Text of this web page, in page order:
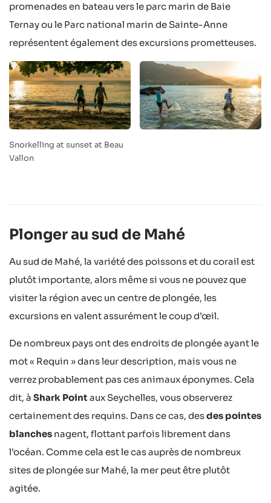
promenades en bateau vers le parc marin de Baie
Ternay ou le Parc national marin de Sainte-Anne
représentent également des excursions prometteuses.
Snorkelling at sunset at Beau
Vallon
Plonger au sud de Mahé
Au sud de Mahé, la variété des poissons et du corail est
plutôt importante, alors même si vous ne pouvez que
visiter la région avec un centre de plongée, les
excursions en valent assurément le coup d’œil.
De nombreux pays ont des endroits de plongée ayant le
mot « Requin » dans leur description, mais vous ne
verrez probablement pas ces animaux éponymes. Cela
dit, à Shark Point aux Seychelles, vous observerez
certainement des requins. Dans ce cas, desdes pointes
blanches nagent, flottant parfois librement dans
l’océan. Comme cela est le cas auprès de nombreux
sites de plongée sur Mahé, la mer peut être plutôt
agitée.